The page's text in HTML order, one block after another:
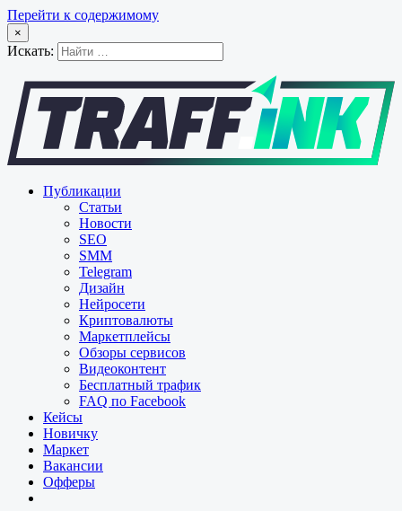
Перейти к содержимому
×
Искать:
Публикации
Статьи
Новости
SEO
SMM
Telegram
Дизайн
Нейросети
Криптовалюты
Маркетплейсы
Обзоры сервисов
Видеоконтент
Бесплатный трафик
FAQ по Facebook
Кейсы
Новичку
Маркет
Вакансии
Офферы